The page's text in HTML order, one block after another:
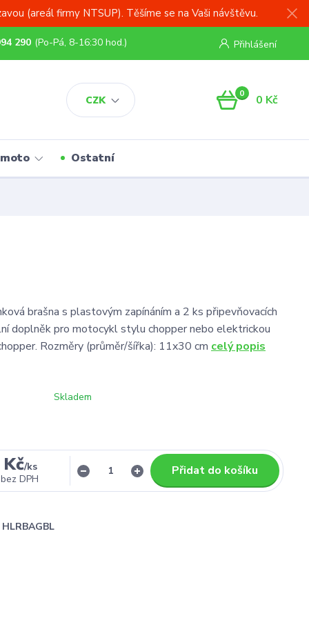
(areál firmy NTSUP). Těšíme se na Vaši návštěvu.
CZK
Přihlášení
290 (Po-Pá, 8-16:30 hod.)
0 0 Kč
Ostatní
brašna s plastovým zapínáním a 2 ks připevňovacích
doplněk pro motocykl stylu chopper nebo elektrickou
Rozměry (průměr/šířka): 11x30 cm celý popis
Skladem
/ks
bez DPH
Přidat do košíku
HLRBAGBL